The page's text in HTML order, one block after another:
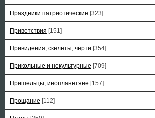
Праздники патриотические [323]
Приветствия [151]
Привидения, скелеты, черти [354]
Прикольные и некультурные [709]
Пришельцы, инопланетяне [157]
Прощание [112]